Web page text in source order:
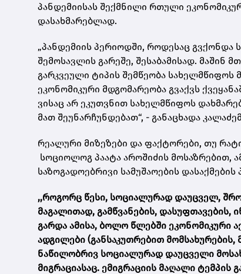
პანდემიისას შექმნილი რთული
დასახმარებლად.
„პანდემიის პერიოდში, როდესაც გვქონდა
შემოსავლის გარეშე, შესაბამისად. მაშინ
გარკვეული ტიპის შემწეობა
ეკონომიკური მდგომარეობა გვაქვს
ვისაც არ ეკუთვნით სახელმწიფოს
მათ შეუნარჩუნდებათ“, - განაცხადა
რეალური მიზეზები და ფაქტორები, თუ
სოციოლოგ პაატა აროშიძის მოსაზრებით,
საზოგადოებრივი სამუშაოების დასაქმების
,,როგორც წესი, სოციალურად დაუცველ,
მაგალითად, გამწვანების, დასუფთავების,
გარდა ამისა, ბოლო წლებში ეკონომიკური
ადგილები (განსაკუთრებით
ნაწილობრივ სოციალურად დაუცველი
მიგრაციასაც. ემიგრაციის მაღალი ტემპის